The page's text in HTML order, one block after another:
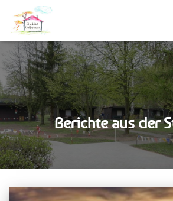
Berichte aus der